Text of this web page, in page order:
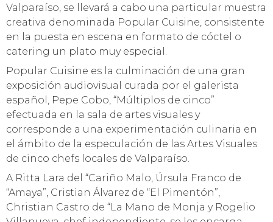
Valparaíso, se llevará a cabo una particular muestra
creativa denominada Popular Cuisine, consistente
en la puesta en escena en formato de cóctel o
catering un plato muy especial.
Popular Cuisine es la culminación de una gran
exposición audiovisual curada por el galerista
español, Pepe Cobo, “Múltiplos de cinco”
efectuada en la sala de artes visuales y
corresponde a una experimentación culinaria en
el ámbito de la especulación de las Artes Visuales
de cinco chefs locales de Valparaíso.
A Ritta Lara del “Cariño Malo, Úrsula Franco de
“Amaya”, Cristian Álvarez de “El Pimentón”,
Christian Castro de “La Mano de Monja y Rogelio